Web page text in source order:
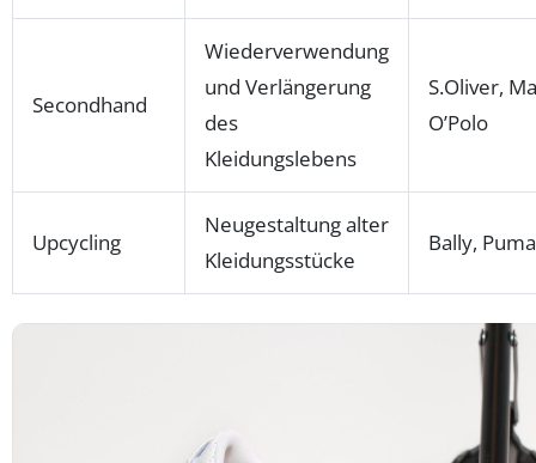
Secondhand
Wiederverwendung
und Verlängerung
des
Kleidungslebens
S.Oliver,
O’Polo
Upcycling
Neugestaltung alter
Kleidungsstücke
Bally, Puma